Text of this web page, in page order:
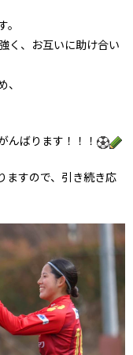
く、お互いに助け合い
んばります！！！
ますので、引き続き応